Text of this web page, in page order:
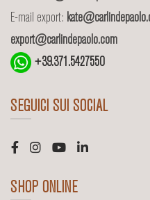
E-mail export:
export@carlindepaolo.com
+39.371.5427550
SEGUICI SUI SOCIAL
SHOP ONLINE